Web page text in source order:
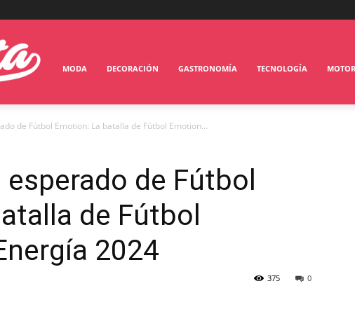
MODA DECORACIÓN GASTRONOMÍA TECNOLOGÍA MOTOR
de Fútbol Emotion: La batalla de Fútbol Emotion...
de Fútbol
de Fútbol
2024
0
375